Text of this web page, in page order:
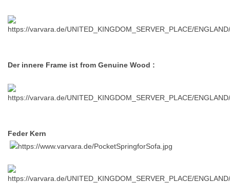
Der innere Frame ist from Genuine Wood :
Feder Kern